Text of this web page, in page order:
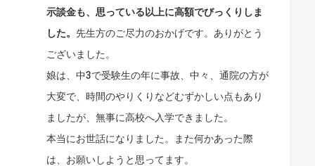
示談金も、思っている以上に高額でびっくりしま
した。 先生方のご尽力のおかげです。ありがとう
ございました。
娘は、中3で受験生の年に事故、中々、通院の方が
大変で、時間のやりくりなどむずかしい点もあり
ましたが、無事に高校へ入学できました。
本当にお世話になりました。また何かあった際
は、お願いしようと思ってます。